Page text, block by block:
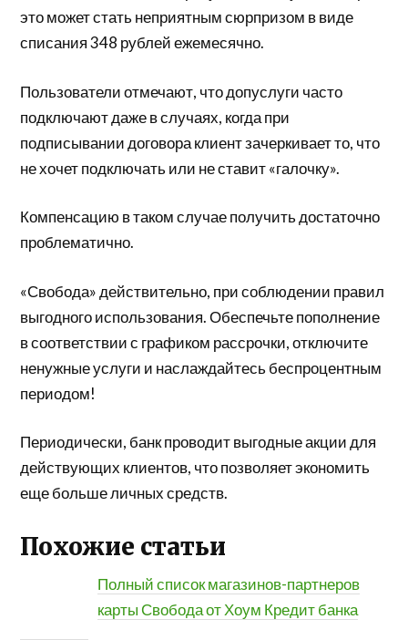
это может стать неприятным сюрпризом в виде
списания 348 рублей ежемесячно.
Пользователи отмечают, что допуслуги часто
подключают даже в случаях, когда при
подписывании договора клиент зачеркивает то, что
не хочет подключать или не ставит «галочку».
Компенсацию в таком случае получить достаточно
проблематично.
«Свобода» действительно, при соблюдении правил
выгодного использования. Обеспечьте пополнение
в соответствии с графиком рассрочки, отключите
ненужные услуги и наслаждайтесь беспроцентным
периодом!
Периодически, банк проводит выгодные акции для
действующих клиентов, что позволяет экономить
еще больше личных средств.
Похожие статьи
Полный список магазинов-партнеров
карты Свобода от Хоум Кредит банка